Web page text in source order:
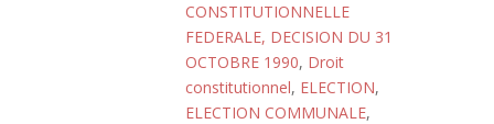
CONSTITUTIONNELLE
FEDERALE, DECISION DU 31
OCTOBRE 1990, Droit
constitutionnel, ELECTION,
ELECTION COMMUNALE,